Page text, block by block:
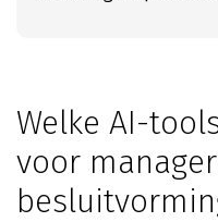
Welke AI-
voor